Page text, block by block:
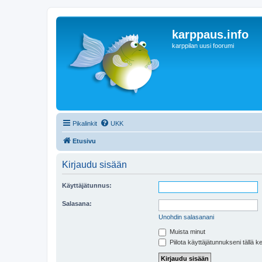
karppaus.info
karppilan uusi foorumi
Pikalinkit UKK
Etusivu
Kirjaudu sisään
Käyttäjätunnus:
Salasana:
Unohdin salasanani
Muista minut
Piilota käyttäjätunnukseni tällä